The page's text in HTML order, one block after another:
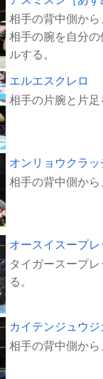
相手の背中側か
相手の腕を自分
エルエスクレロ
オンリョウクラ
オースイスープ
タイガースープ
カイテンジュウ